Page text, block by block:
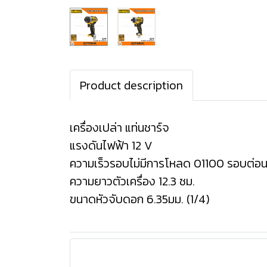
Product description
เครื่องเปล่า แท่นชาร์จ
แรงดันไฟฟ้า 12 V
ความเร็วรอบไม่มีการโหลด 01100 รอบต่อ
ความยาวตัวเครื่อง 12.3 ซม.
ขนาดหัวจับดอก 6.35มม. (1/4)